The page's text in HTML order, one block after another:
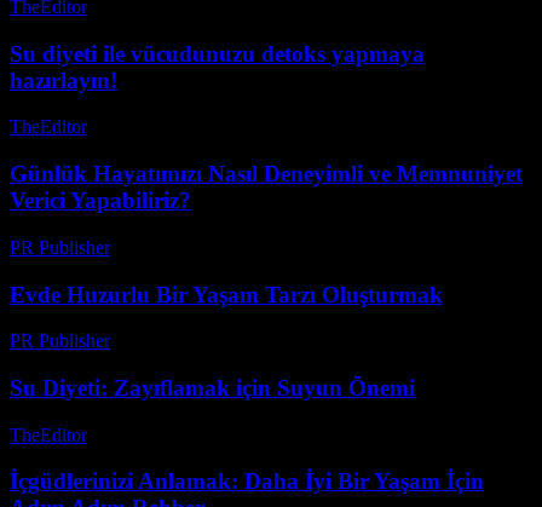
TheEditor-
Su diyeti ile vücudunuzu detoks yapmaya
hazırlayın!
TheEditor-
Günlük Hayatımızı Nasıl Deneyimli ve Memnuniyet
Verici Yapabiliriz?
PR Publisher-
Evde Huzurlu Bir Yaşam Tarzı Oluşturmak
PR Publisher-
Su Diyeti: Zayıflamak için Suyun Önemi
TheEditor-
İçgüdlerinizi Anlamak: Daha İyi Bir Yaşam İçin